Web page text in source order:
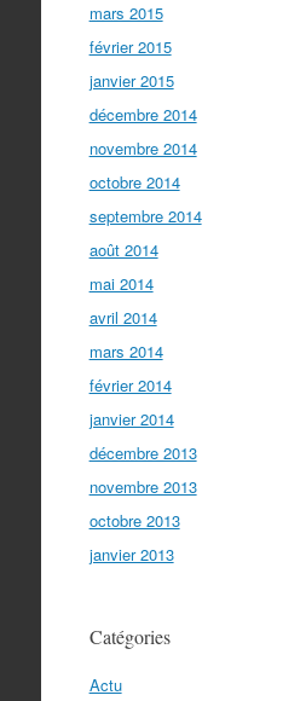
mars 2015
février 2015
janvier 2015
décembre 2014
novembre 2014
octobre 2014
septembre 2014
août 2014
mai 2014
avril 2014
mars 2014
février 2014
janvier 2014
décembre 2013
novembre 2013
octobre 2013
janvier 2013
Catégories
Actu